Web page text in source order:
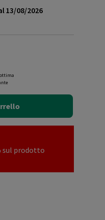
13/08/2026
sul prodotto